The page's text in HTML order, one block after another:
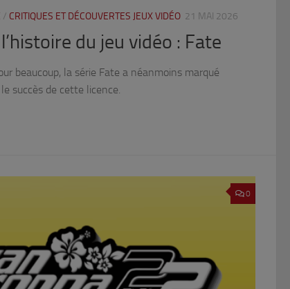
/ CRITIQUES ET DÉCOUVERTES JEUX VIDÉO 21 MAI 2026
du jeu vidéo : Fate
beaucoup, la série Fate a néanmoins marqué
succès de cette licence.
0